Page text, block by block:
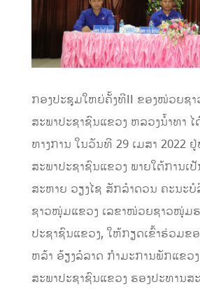
ກອງປະຊຸມໃຫຍ່ຄັ້ງທີII ຂອງໜ່ວຍຊ
ສະພາປະຊາຊົນແຂວງ ຫລວງນ້ຳທາ ໄ
ທາງການ ໃນວັນທີ 29 ເມສາ 2022
ສະພາປະຊາຊົນແຂວງ ພາຍໃຕ້ການເ
ສະຫາຍ ວຽງໄຊ ສັກລຳດວນ ຄະນະບໍ
ຊາວໜຸ່ມແຂວງ ເລຂາໜ່ວຍຊາວໜຸ່ມຮ
ປະຊາຊົນແຂວງ, ໃຫ້ກຽດເຂົ້າຮ່ວມຂ
ຫລ້າ ອ້ຽງລໍລາດ ກຳມະການພັກແຂວ
ສະພາປະຊາຊົນແຂວງ ຮອງປະທານສ